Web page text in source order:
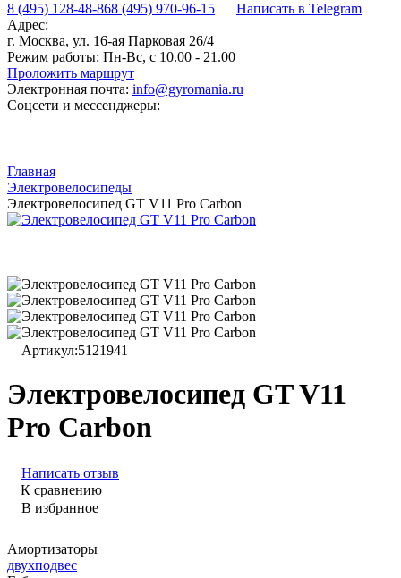
8 (495) 128-48-868 (495) 970-96-15
Написать в Telegram
Адрес:
г. Москва, ул. 16-ая Парковая 26/4
Режим работы: Пн-Вс, с 10.00 - 21.00
Проложить маршрут
Электронная почта: info@gyromania.ru
Соцсети и мессенджеры:
Главная
Электровелосипеды
Электровелосипед GT V11 Pro Carbon
Артикул:5121941
Электровелосипед GT V11
Pro Carbon
Написать отзыв
К сравнению
В избранное
Амортизаторы
двухподвес